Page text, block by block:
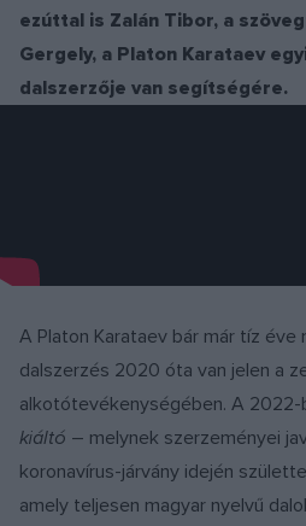
ezúttal is Zalán Tibor, a
Gergely, a Platon Karataev
dalszerzője van segítségére.
A Platon Karataev bár már tíz éve
dalszerzés 2020 óta van jelen a
alkotótevékenységében. A 2022-
kiáltó – melynek szerzeményei
koronavírus-járvány idején
amely teljesen magyar nyelvű